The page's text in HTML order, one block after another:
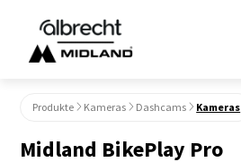
Produkte Kameras Dashcams Kameras
Midland BikePlay Pro